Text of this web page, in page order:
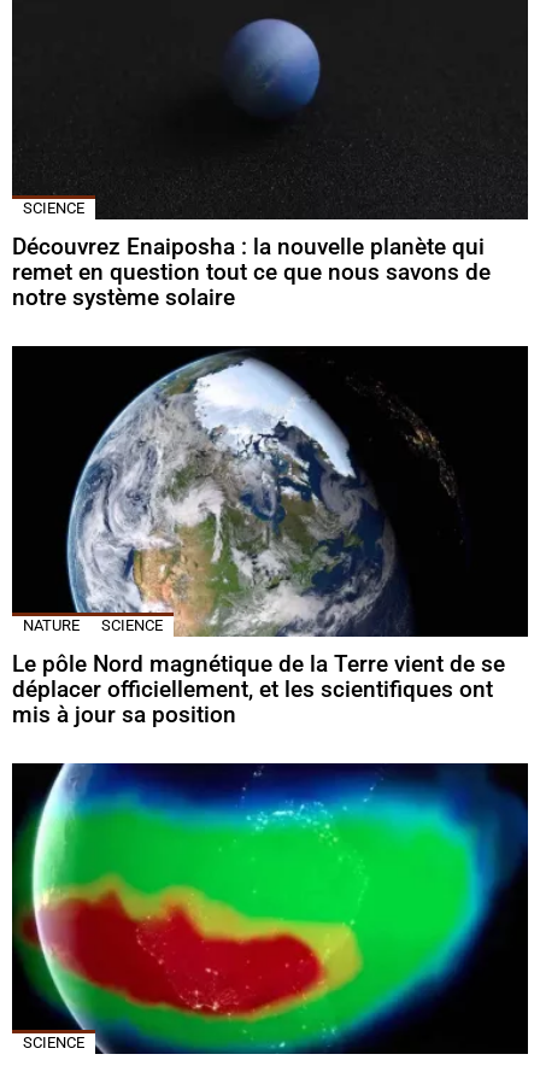
SCIENCE
Découvrez Enaiposha : la nouvelle planète qui
remet en question tout ce que nous savons de
notre système solaire
NATURE SCIENCE
Le pôle Nord magnétique de la Terre vient de se
déplacer officiellement, et les scientifiques ont
mis à jour sa position
SCIENCE